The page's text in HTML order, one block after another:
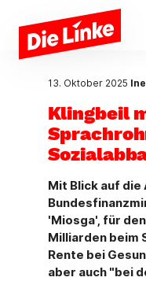
Zum Hauptinhalt springen
13. Oktober 2025
Klingbeil
Mit Blick auf die
'Miosga', für
Milliarden beim
Rente bei
aber auch "bei